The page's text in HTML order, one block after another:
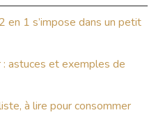
en 1 s’impose dans un petit
: astuces et exemples de
à lire pour consommer